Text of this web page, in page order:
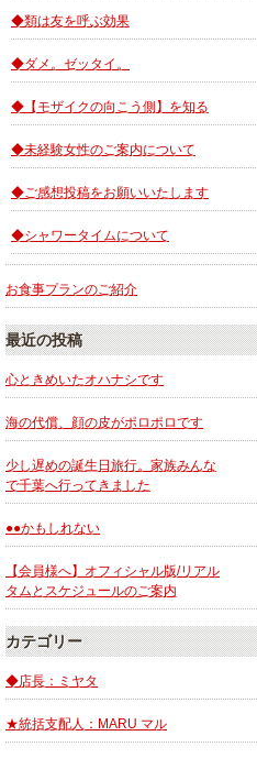
◆類は友を呼ぶ効果
◆ダメ。ゼッタイ。
◆【モザイクの向こう側】を知る
◆未経験女性のご案内について
◆ご感想投稿をお願いいたします
◆シャワータイムについて
お食事プランのご紹介
最近の投稿
心ときめいたオハナシです
海の代償、顔の皮がポロポロです
少し遅めの誕生日旅行。家族みんな
で千葉へ行ってきました
●●かもしれない
【会員様へ】オフィシャル版/リアル
タムとスケジュールのご案内
カテゴリー
◆店長：ミヤタ
★統括支配人：MARU マル